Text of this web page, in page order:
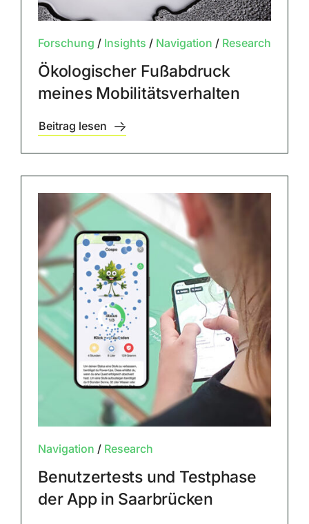
Forschung / Insights / Navigation / Research
Ökologischer Fußabdruck
meines Mobilitätsverhalten
Beitrag lesen
Navigation / Research
Benutzertests und Testphase
der App in Saarbrücken